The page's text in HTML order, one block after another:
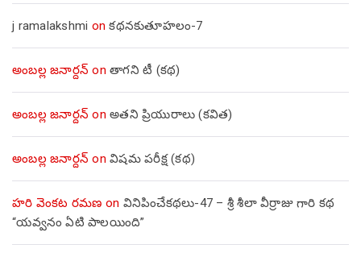
j ramalakshmi onకథనకుతూహలం-7
అంబల్ల జనార్దన్ on తాగని టీ (కథ)
అంబల్ల జనార్దన్ on అతని ప్రియురాలు (కవిత)
అంబల్ల జనార్దన్ on విషమ పరీక్ష (క‌థ‌)
హరి వెంకట రమణ on వినిపించేకథలు-47 – శ్రీ శీలా వీర్రాజు గారి కథ
“యవ్వనం ఏటి పాలయింది”